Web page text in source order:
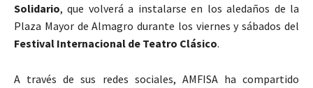
Solidario, que volverá a instalarse en los aledaños de la
Plaza Mayor de Almagro durante los viernes y sábados del
Festival Internacional de Teatro Clásico.
A través de sus redes sociales, AMFISA ha compartido